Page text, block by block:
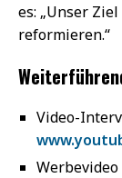
es: „Unser
reformieren.“
Video-